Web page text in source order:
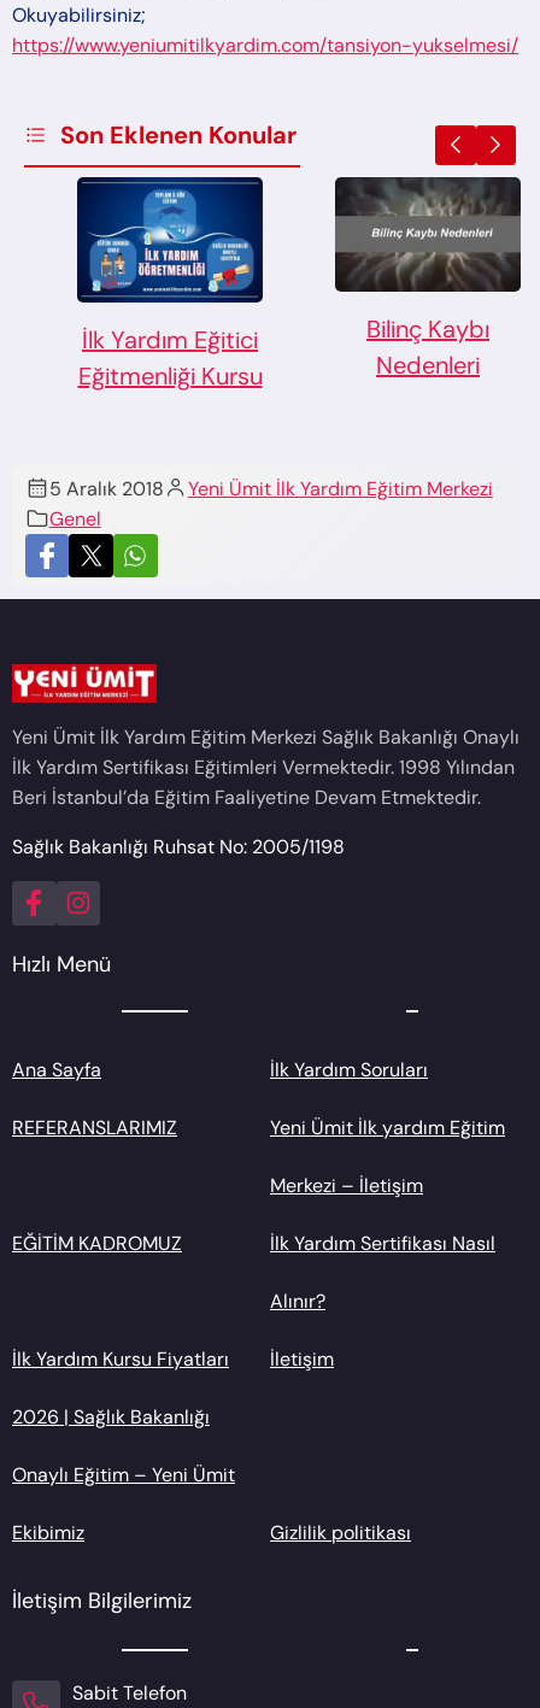
Okuyabilirsiniz;
https://www.yeniumitilkyardim.com/tansiyon-yukselmesi/
Son Eklenen Konular
İlk Yardım Eğitici
Eğitmenliği Kursu
Bilinç Kaybı
Nedenleri
5 Aralık 2018
Yeni Ümit İlk Yardım Eğitim Merkezi
Genel
Yeni Ümit İlk Yardım Eğitim Merkezi Sağlık Bakanlığı Onaylı
İlk Yardım Sertifikası Eğitimleri Vermektedir. 1998 Yılından
Beri İstanbul’da Eğitim Faaliyetine Devam Etmektedir.
Sağlık Bakanlığı Ruhsat No: 2005/1198
Hızlı Menü
Ana Sayfa İlk Yardım Soruları
REFERANSLARIMIZ Yeni Ümit İlk yardım Eğitim
Merkezi – İletişim
EĞİTİM KADROMUZ İlk Yardım Sertifikası Nasıl
Alınır?
İlk Yardım Kursu Fiyatları
2026 | Sağlık Bakanlığı
Onaylı Eğitim – Yeni Ümit
İletişim
Ekibimiz Gizlilik politikası
İletişim Bilgilerimiz
Sabit Telefon